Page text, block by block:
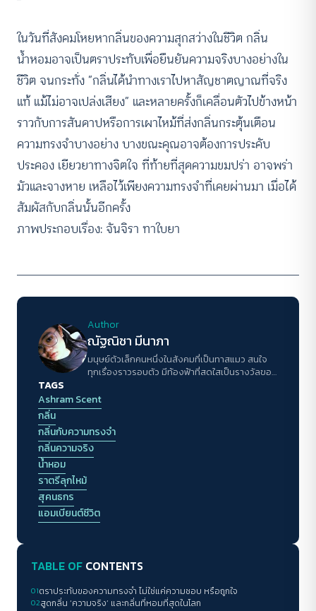
ในวันที่สังคมโหยหากลิ่นของความสุกสว่างในชีวิต กลิ่น
น้ำหอมอาจเป็นตราประทับเพื่อยืนยันความจริงบางอย่างใน
ชีวิต จนกระทั่ง “กลิ่นได้นำทางเราไปหาสัญชาตญาณที่จริง
แท้ แม้ไม่อาจเปล่งเสียง” และหลายครั้งก็เคลื่อนตัวไปข้างหน้า
ราวกับการสันดาปหรือการเผาไหม้ที่ส่งกลิ่นกระตุ้นเตือน
ความทรงจำบางอย่าง บางขณะคุณอาจต้องการประคับ
ประคอง เยียวยาทางจิตใจ ที่ท้ายที่สุดความขมปร่า อาจพร่า
มัวและจางหาย เหลือไว้เพียงความทรงจำที่เคยผ่านมา เมื่อได้
สัมผัสกับกลิ่นนั้นอีกครั้ง
ภาพประกอบเรื่อง: จันจิรา ทาใบยา
Author
ณัฐณิชา มีนาภา
มนุษย์ตัวเล็กคนหนึ่งในสังคมที่เป็นทาสแมว สนใจ
ทุกเรื่องราวรอบตัว มีท้องฟ้าที่สดใสเป็นรางวัลของ
TAGS
Ashram Scent
กลิ่น
กลิ่นกับความทรงจำ
กลิ่นความจริง
น้ำหอม
ราตรีลุกไหม้
สุคนธกร
แอมเบียนต์ชีวิต
TABLE OF CONTENTS
01ตราประทับของความทรงจำ ไม่ใช่แค่ความชอบ หรือถูกใจ
02สูดกลิ่น ‘ความจริง’ และกลิ่นที่หอมที่สุดในโลก